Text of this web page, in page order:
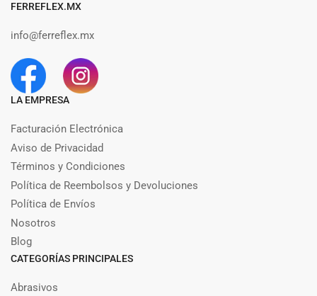
FERREFLEX.MX
info@ferreflex.mx
LA EMPRESA
Facturación Electrónica
Aviso de Privacidad
Términos y Condiciones
Política de Reembolsos y Devoluciones
Política de Envíos
Nosotros
Blog
CATEGORÍAS PRINCIPALES
Abrasivos